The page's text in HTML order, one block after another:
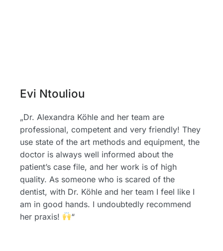
Evi Ntouliou
„Dr. Alexandra Köhle and her team are
professional, competent and very friendly! They
use state of the art methods and equipment, the
doctor is always well informed about the
patient’s case file, and her work is of high
quality. As someone who is scared of the
dentist, with Dr. Köhle and her team I feel like I
am in good hands. I undoubtedly recommend
her praxis!
“